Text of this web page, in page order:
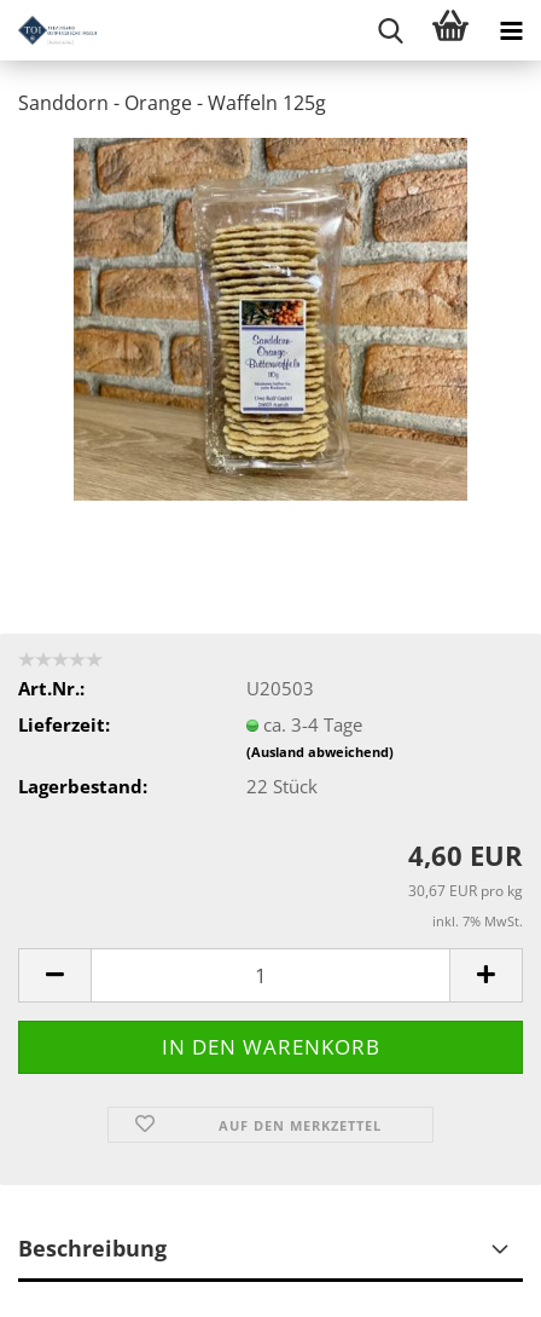
Sanddorn - Orange - Waffeln 125g
Art.Nr.:
U20503
Lieferzeit:
ca. 3-4 Tage
(Ausland abweichend)
Lagerbestand: 22 Stück
4,60 EUR
30,67 EUR pro kg
inkl. 7% MwSt.
AUF DEN MERKZETTEL
Beschreibung